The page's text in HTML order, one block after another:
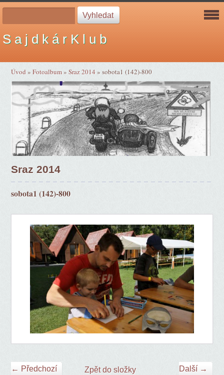
S a j d k á r K l u b
Úvod »Fotoalbum»Sraz 2014»sobota1 (142)-800
Sraz 2014
sobota1 (142)-800
← Předchozí Další →
Zpět do složky